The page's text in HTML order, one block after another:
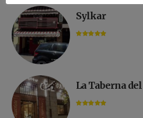
Sylkar
La Taberna